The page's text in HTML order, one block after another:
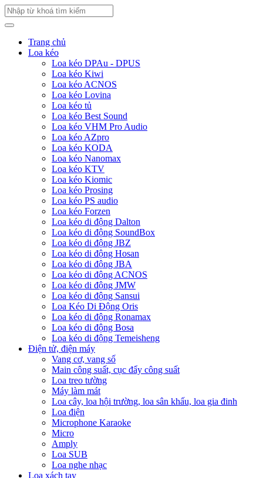
Trang chủ
Loa kéo
Loa kéo DPAu - DPUS
Loa kéo Kiwi
Loa kéo ACNOS
Loa kéo Lovina
Loa kéo tủ
Loa kéo Best Sound
Loa kéo VHM Pro Audio
Loa kéo AZpro
Loa kéo KODA
Loa kéo Nanomax
Loa kéo KTV
Loa kéo Kiomic
Loa kéo Prosing
Loa kéo PS audio
Loa kéo Forzen
Loa kéo di động Dalton
Loa kéo di động SoundBox
Loa kéo di động JBZ
Loa kéo di động Hosan
Loa kéo di động JBA
Loa kéo di động ACNOS
Loa kéo di động JMW
Loa kéo di động Sansui
Loa Kéo Di Động Oris
Loa kéo di động Ronamax
Loa kéo di động Bosa
Loa kéo di động Temeisheng
Điện tử, điện máy
Vang cơ, vang số
Main công suất, cục đẩy công suất
Loa treo tường
Máy làm mát
Loa cây, loa hội trường, loa sân khấu, loa gia đinh
Loa điện
Microphone Karaoke
Micro
Amply
Loa SUB
Loa nghe nhạc
Loa xách tay